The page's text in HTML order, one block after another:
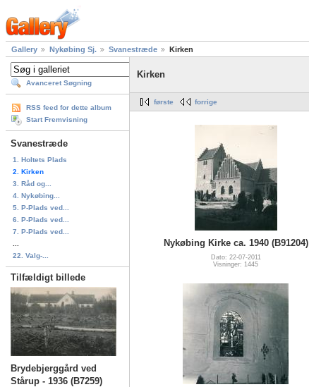
Gallery Nykøbing Sj. Svanestræde Kirken
Avanceret Søgning
RSS feed for dette album
Start Fremvisning
Svanestræde
1. Holtets Plads
2. Kirken
3. Råd og...
4. Nykøbing...
5. P-Plads ved...
6. P-Plads ved...
7. P-Plads ved...
22. Valg-...
Tilfældigt billede
Brydebjerggård ved
Stårup - 1936 (B7259)
Kirken
første forrige
Nykøbing Kirke ca. 1940 (B91204)
Dato: 22-07-2011
Visninger: 1445